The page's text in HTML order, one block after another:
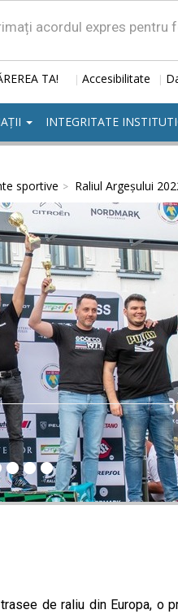
acordul expres pentru
TA! | Accesibilitate |
INTEGRITATE
sportive Raliul Argeșului
de raliu din Europa, o